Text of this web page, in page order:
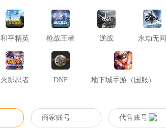
和平精英 枪战王者 逆战 永劫无间
火影忍者 DNF 地下城手游（国服）
商家账号 代售账号